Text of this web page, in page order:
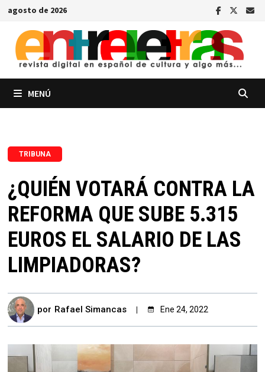
Saltar
contenido
agosto de 2026
MENÚ
TRIBUNA
¿QUIÉN VOTARÁ CONTRA LA
REFORMA QUE SUBE 5.315
EUROS EL SALARIO DE LAS
LIMPIADORAS?
por Rafael Simancas Ene 24, 2022